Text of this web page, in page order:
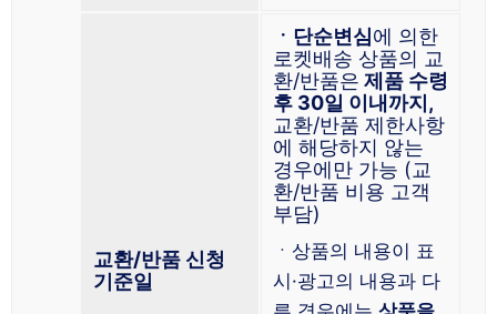
교환/반품 신청
기준일
ㆍ단순변심에 의한
로켓배송 상품의 교
환/반품은 제품 수령
후 30일 이내까지,
교환/반품 제한사항
에 해당하지 않는
경우에만 가능 (교
환/반품 비용 고객
부담)
ㆍ상품의 내용이 표
시·광고의 내용과 다